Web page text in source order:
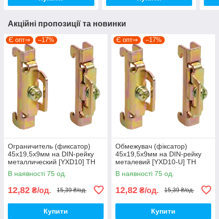
Акційні пропозиції та новинки
Є опт⇒ –17%
Ограничитель (фиксатор)
45x19,5x9мм на DIN-рейку
металлический [YXD10] TH
UEC
В наявності 75 од.
12,82 ₴/од. 15,39 ₴/од.
Купити
Є опт⇒ –17%
Обмежувач (фіксатор)
45x19,5x9мм на DIN-рейку
металевий [YXD10-U] TH
UEC
В наявності 75 од.
12,82 ₴/од. 15,39 ₴/од.
Купити